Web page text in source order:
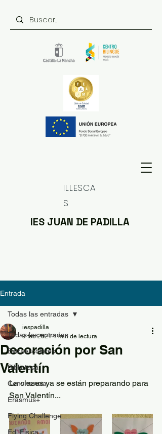
ILLESCA
S
IES JUAN DE PADILLA
Entrada
Todas las entradas
Extraescolares
Biblioteca
Convivencia
Erasmus+
Flying Challenge
Ed. Física
Todas las entradas
Decoración por San
Valentín
iespadilla
9 feb 2021 1 min de lectura
La clases ya se están preparando para
San Valentín...